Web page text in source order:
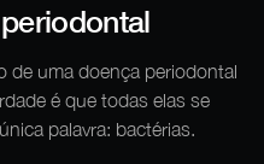
de uma doença periodontal
é que todas elas se
palavra: bactérias.